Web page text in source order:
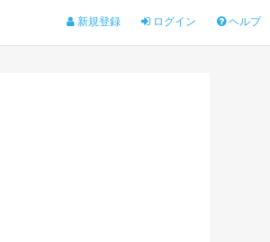
新規登録 ログイン ヘルプ